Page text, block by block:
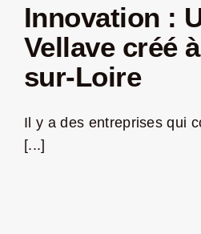
Innovation :
Vellave créé
sur-Loire
Il y a des entreprises qui
[...]